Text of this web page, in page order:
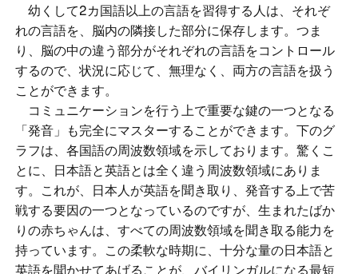
幼くして2カ国語以上の言語を習得する人は、それぞ
れの言語を、脳内の隣接した部分に保存します。つま
り、脳の中の違う部分がそれぞれの言語をコントロール
するので、状況に応じて、無理なく、両方の言語を扱う
ことができます。
コミュニケーションを行う上で重要な鍵の一つとなる
「発音」も完全にマスターすることができます。下のグ
ラフは、各国語の周波数領域を示しております。驚くこ
とに、日本語と英語とは全く違う周波数領域にありま
す。これが、日本人が英語を聞き取り、発音する上で苦
戦する要因の一つとなっているのですが、生まれたばか
りの赤ちゃんは、すべての周波数領域を聞き取る能力を
持っています。この柔軟な時期に、十分な量の日本語と